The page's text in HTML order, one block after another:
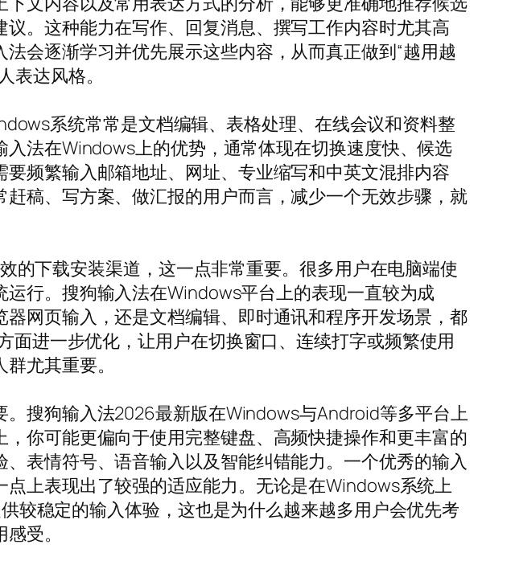
。这种能力在写作、回复消息、撰写工作内容时尤其高
会逐渐学习并优先展示这些内容，从而真正做到“越用越
达风格。
系统常常是文档编辑、表格处理、在线会议和资料整
法在Windows上的优势，通常体现在切换速度快、候选
频繁输入邮箱地址、网址、专业缩写和中英文混排内容
稿、写方案、做汇报的用户而言，减少一个无效步骤，就
的下载安装渠道，这一点非常重要。很多用户在电脑端使
行。搜狗输入法在Windows平台上的表现一直较为成
网页输入，还是文档编辑、即时通讯和程序开发场景，都
进一步优化，让用户在切换窗口、连续打字或频繁使用
尤其重要。
搜狗输入法2026最新版在Windows与Android等多平台上
你可能更偏向于使用完整键盘、高频快捷操作和更丰富的
表情符号、语音输入以及智能纠错能力。一个优秀的输入
上表现出了较强的适应能力。无论是在Windows系统上
较稳定的输入体验，这也是为什么越来越多用户会优先考
受。